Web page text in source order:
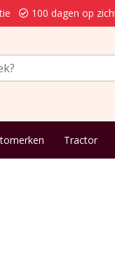
100 dagen op
Tractor